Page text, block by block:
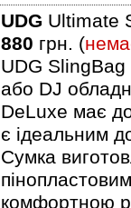
UDG Ultimate
880 грн. (
UDG
або DJ
DeLuxe має
є ідеальним
Сумка
комфортною